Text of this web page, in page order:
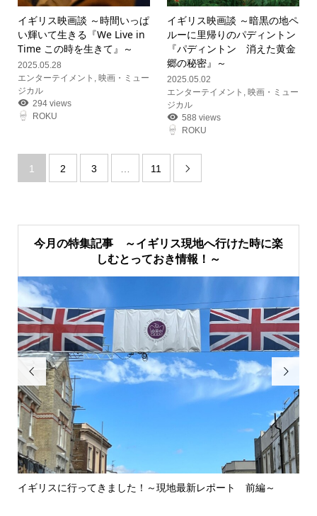
イギリス映画談 ～時間いっぱ
い輝いて生きる『We Live in
Time この時を生きて』～
2025.05.28
エンターテイメント , 映画・ミュー
ジカル
294 views
ROKU
イギリス映画談 ～暗黒の地ペ
ルーに里帰りのパディントン
『パディントン 消えた黄金
郷の秘密』～
2025.05.02
エンターテイメント , 映画・ミュー
ジカル
588 views
ROKU
1 2 3 … 11 
今月の特集記事 ～イギリス現地へ行けた時に楽
しむとっておき情報！～

イギリスに行ってきました！～現地最新レポート 前編～
